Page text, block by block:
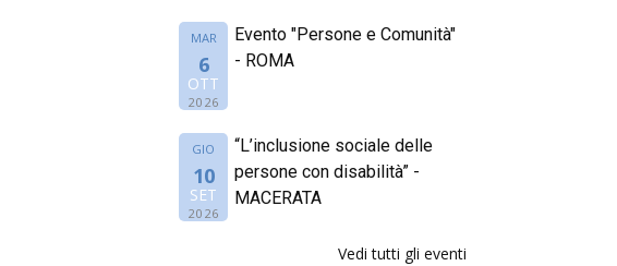
MAR
6
OTT
2026
Evento "Persone e Comunità"
- ROMA
GIO
10
SET
2026
“L’inclusione sociale delle
persone con disabilità” -
MACERATA
Vedi tutti gli eventi